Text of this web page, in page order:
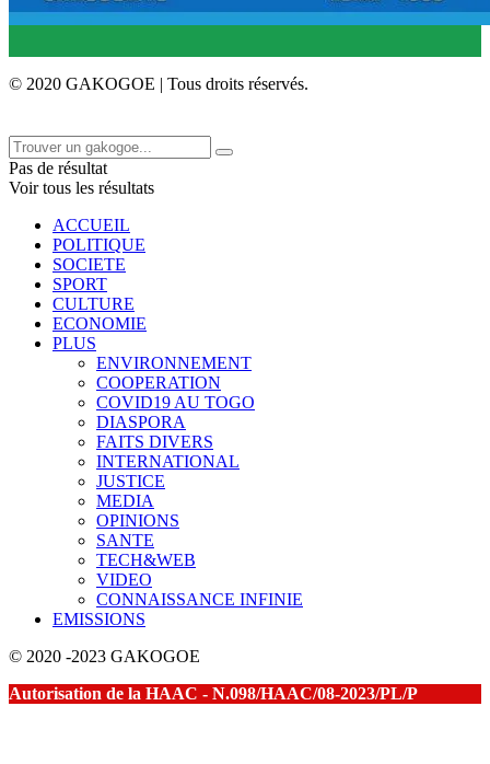
© 2020 GAKOGOE | Tous droits réservés.
Pas de résultat
Voir tous les résultats
ACCUEIL
POLITIQUE
SOCIETE
SPORT
CULTURE
ECONOMIE
PLUS
ENVIRONNEMENT
COOPERATION
COVID19 AU TOGO
DIASPORA
FAITS DIVERS
INTERNATIONAL
JUSTICE
MEDIA
OPINIONS
SANTE
TECH&WEB
VIDEO
CONNAISSANCE INFINIE
EMISSIONS
© 2020 -2023 GAKOGOE
Autorisation de la HAAC - N.098/HAAC/08-2023/PL/P